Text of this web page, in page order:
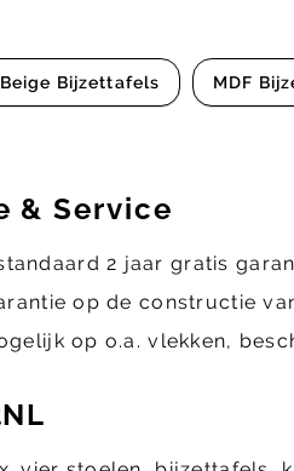
Beige Bijzettafels MDF
& Service
2 jaar gratis
op de constructie
op o.a. vlekken,